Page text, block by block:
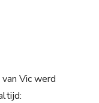
Vic werd